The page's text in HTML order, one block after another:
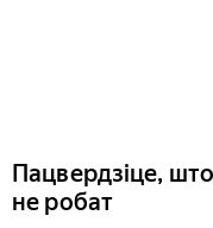
Пацвердзіце,
не робат